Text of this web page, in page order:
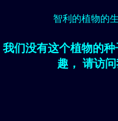
智利的植物的
我们没有这个植物的
趣， 请访